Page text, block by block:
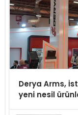
Derya Arms,
yeni nesil